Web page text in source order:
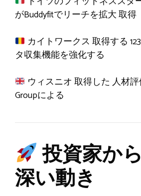
がBuddyfitでリーチを拡大取得
カイトワークス 取得する
タ収集機能を強化する
ウィスニオ 取得した人材
Groupによる
投資家か
深い動き